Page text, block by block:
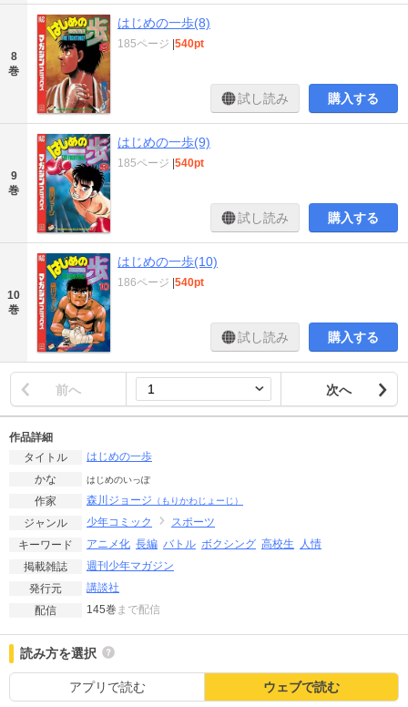
8
巻
はじめの一歩(8)
185ページ |540pt
試し読み 購入する
9
巻
はじめの一歩(9)
185ページ |540pt
試し読み 購入する
10
巻
はじめの一歩(10)
186ページ |540pt
試し読み 購入する
前へ 次へ
作品詳細
タイトル
はじめの一歩
かな
はじめのいっぽ
作家 森川ジョージ （もりかわじょーじ）
ジャンル 少年コミック
スポーツ
キーワード
アニメ化 長編 バトル ボクシング 高校生
人情
掲載雑誌
週刊少年マガジン
発行元
講談社
配信
145巻 まで配信
読み方を選択
アプリで読む ウェブで読む